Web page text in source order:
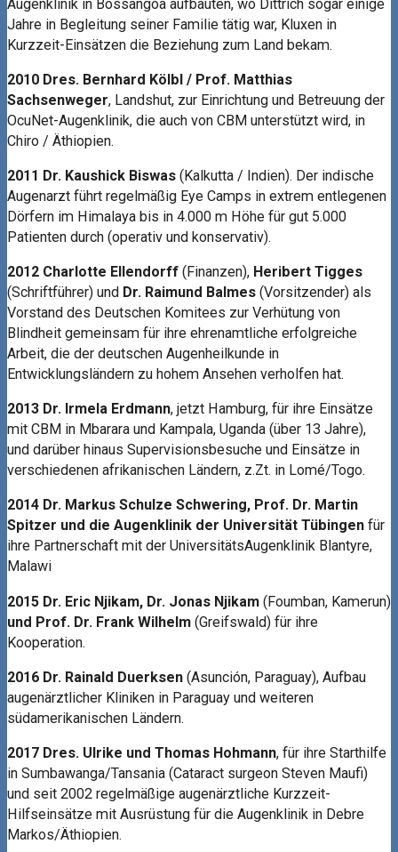
Augenklinik in Bossangoa aufbauten, wo Dittrich sogar einige
Jahre in Begleitung seiner Familie tätig war, Kluxen in
Kurzzeit-Einsätzen die Beziehung zum Land bekam.
2010 Dres. Bernhard Kölbl / Prof. Matthias
Sachsenweger, Landshut, zur Einrichtung und Betreuung der
OcuNet-Augenklinik, die auch von CBM unterstützt wird, in
Chiro / Äthiopien.
2011 Dr. Kaushick Biswas (Kalkutta / Indien). Der indische
Augenarzt führt regelmäßig Eye Camps in extrem entlegenen
Dörfern im Himalaya bis in 4.000 m Höhe für gut 5.000
Patienten durch (operativ und konservativ).
2012 Charlotte Ellendorff (Finanzen), Heribert Tigges
(Schriftführer) und Dr. Raimund Balmes (Vorsitzender) als
Vorstand des Deutschen Komitees zur Verhütung von
Blindheit gemeinsam für ihre ehrenamtliche erfolgreiche
Arbeit, die der deutschen Augenheilkunde in
Entwicklungsländern zu hohem Ansehen verholfen hat.
2013 Dr. Irmela Erdmann, jetzt Hamburg, für ihre Einsätze
mit CBM in Mbarara und Kampala, Uganda (über 13 Jahre),
und darüber hinaus Supervisionsbesuche und Einsätze in
verschiedenen afrikanischen Ländern, z.Zt. in Lomé/Togo.
2014 Dr. Markus Schulze Schwering, Prof. Dr. Martin
Spitzer und die Augenklinik der Universität Tübingen für
ihre Partnerschaft mit der UniversitätsAugenklinik Blantyre,
Malawi
2015 Dr. Eric Njikam, Dr. Jonas Njikam (Foumban, Kamerun)
und Prof. Dr. Frank Wilhelm (Greifswald) für ihre
Kooperation.
2016 Dr. Rainald Duerksen (Asunción, Paraguay), Aufbau
augenärztlicher Kliniken in Paraguay und weiteren
südamerikanischen Ländern.
2017 Dres. Ulrike und Thomas Hohmann, für ihre Starthilfe
in Sumbawanga/Tansania (Cataract surgeon Steven Maufi)
und seit 2002 regelmäßige augenärztliche Kurzzeit-
Hilfseinsätze mit Ausrüstung für die Augenklinik in Debre
Markos/Äthiopien.